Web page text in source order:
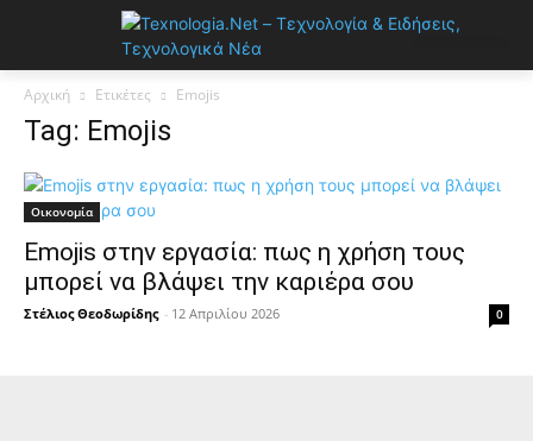
Αρχική Ετικέτες Emojis
Tag: Emojis
Οικονομία
Emojis στην εργασία: πως η χρήση τους
μπορεί να βλάψει την καριέρα σου
Στέλιος Θεοδωρίδης - 12 Απριλίου 2026 0